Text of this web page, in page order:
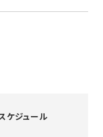
ケジュール